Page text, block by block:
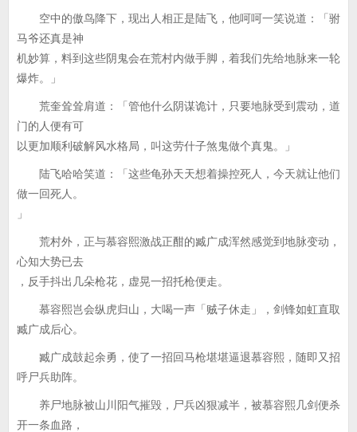
空中的傲鸟降下，现出人相正是陆飞，他呵呵一笑说道：「驸
马爷还真是神
机妙算，料到这些阴鬼会在荒村内做手脚，着我们先给地脉来一轮
爆炸。」
荒奎耸耸肩道：「管他什么阴谋诡计，只要地脉受到震动，道
门的人便有可
以更加顺利破解风水格局，叫这劳什子煞鬼做个真鬼。」
陆飞哈哈笑道：「这些龟孙天天想着操控死人，今天就让他们
做一回死人。
」
荒村外，正与慕容熙激战正酣的臧广成浑然感觉到地脉变动，
心知大势已去
，反手抖出几朵枪花，虚晃一招托枪便走。
慕容熙岂会纵虎归山，大喝一声「贼子休走」，剑锋如虹直取
臧广成后心。
臧广成鼓起余勇，使了一招回马枪堪堪逼退慕容熙，随即又招
呼尸兵助阵。
养尸地脉被山川阳气摧毁，尸兵凶狠减半，被慕容熙几剑便杀
开一条血路，